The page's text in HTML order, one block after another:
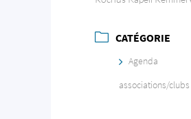
CATÉGORIE
Agenda
associations/clubs